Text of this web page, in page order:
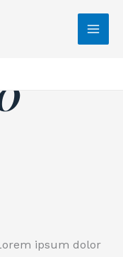
ipsum dolor